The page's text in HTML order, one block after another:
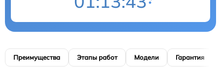
Преимущества Этапы работ Модели Гарантия